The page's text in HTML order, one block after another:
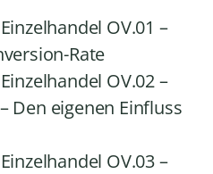
OV.01 –
Rate
OV.02 –
Den eigenen Einfluss
OV.03 –